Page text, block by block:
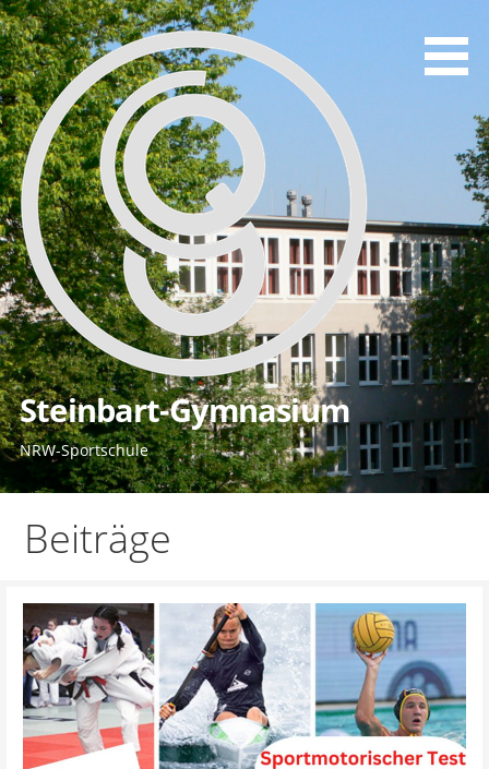
Zum
Inhalt
springen
Steinbart-Gymnasium
NRW-Sportschule
Beiträge